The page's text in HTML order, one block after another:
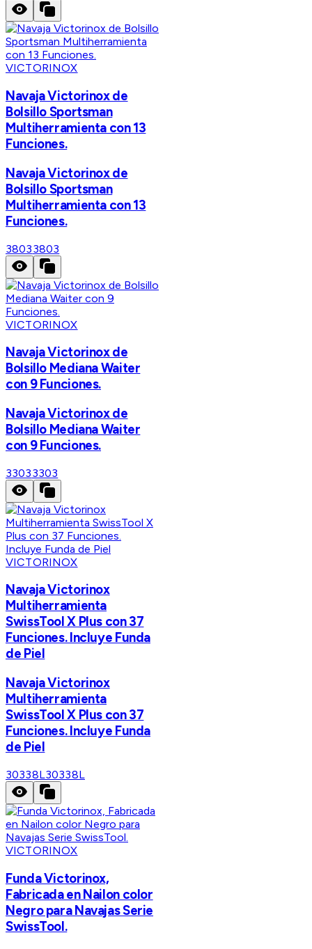
VICTORINOX
Navaja Victorinox de
Bolsillo Sportsman
Multiherramienta con 13
Funciones.
Navaja Victorinox de
Bolsillo Sportsman
Multiherramienta con 13
Funciones.
38033803
VICTORINOX
Navaja Victorinox de
Bolsillo Mediana Waiter
con 9 Funciones.
Navaja Victorinox de
Bolsillo Mediana Waiter
con 9 Funciones.
33033303
VICTORINOX
Navaja Victorinox
Multiherramienta
SwissTool X Plus con 37
Funciones. Incluye Funda
de Piel
Navaja Victorinox
Multiherramienta
SwissTool X Plus con 37
Funciones. Incluye Funda
de Piel
30338L30338L
VICTORINOX
Funda Victorinox,
Fabricada en Nailon color
Negro para Navajas Serie
SwissTool.